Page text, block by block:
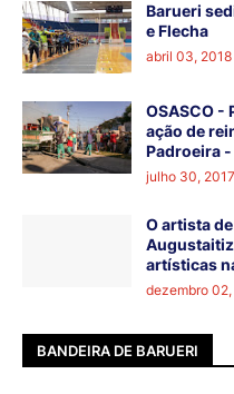
Barueri
e Flecha
abril 03, 2018
OSASCO -
ação de
Padroeira -
julho 30, 2017
O artista
artísticas
dezembro
BANDEIRA DE BARUERI